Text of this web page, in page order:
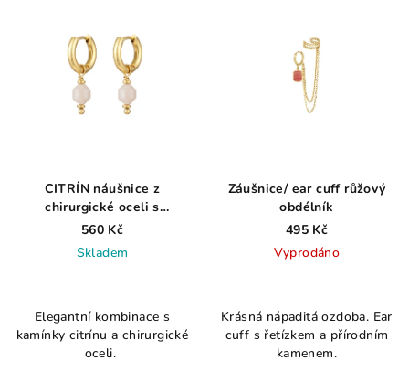
CITRÍN náušnice z
chirurgické oceli s
kamenem podle měsíce
narození
560 Kč
Skladem
Elegantní kombinace s
kamínky citrínu a chirurgické
oceli.
Záušnice/ ear cuff růžový
obdélník
495 Kč
Vyprodáno
produktu
je
4,0
Krásná nápaditá ozdoba. Ear
cuff s řetízkem a přírodním
kamenem.